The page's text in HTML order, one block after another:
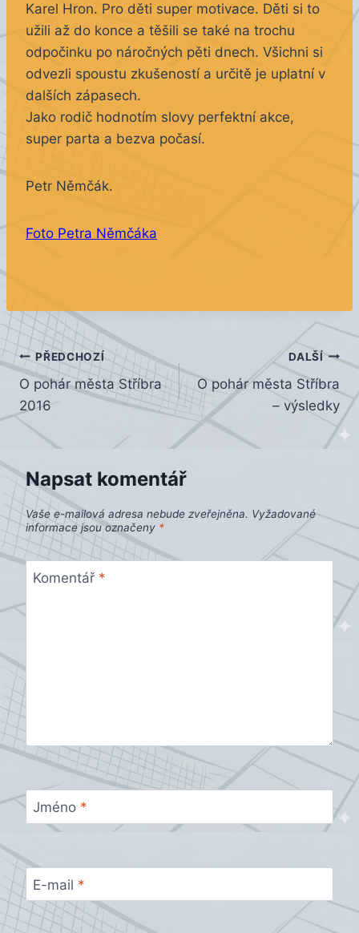
Karel Hron. Pro děti super motivace. Děti si to
užili až do konce a těšili se také na trochu
odpočinku po náročných pěti dnech. Všichni si
odvezli spoustu zkušeností a určitě je uplatní v
dalších zápasech.
Jako rodič hodnotím slovy perfektní akce,
super parta a bezva počasí.
Petr Němčák.
Foto Petra Němčáka
Navigace
pro
příspěvek
PŘEDCHOZÍ
O pohár města Stříbra
2016
DALŠÍ
O pohár města Stříbra
– výsledky
Napsat komentář
Vaše e-mailová adresa nebude zveřejněna. Vyžadované
informace jsou označeny *
Komentář *
Jméno *
E-mail *